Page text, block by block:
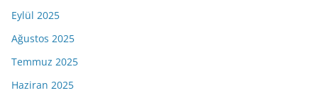
Eylül 2025
Ağustos 2025
Temmuz 2025
Haziran 2025